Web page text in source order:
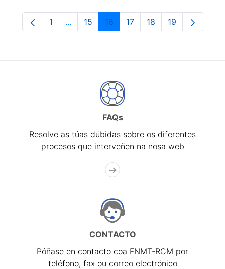
Páxina
1 ...Páxinas intermedias Use pestaña para
Páxina
15 Páxina
16 Páxina
17 Páxina
18 Páxina
19
FAQs
Resolve as túas dúbidas sobre os diferentes
procesos que interveñen na nosa web
CONTACTO
Póñase en contacto coa FNMT-RCM por
teléfono, fax ou correo electrónico